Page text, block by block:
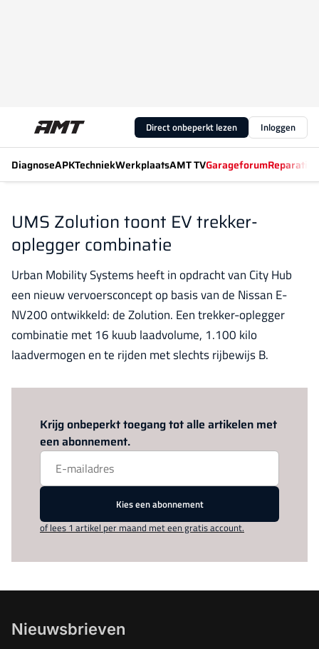
Direct onbeperkt lezen Inloggen
DiagnoseAPKTechniekWerkplaatsAMT TVGarageforum
UMS Zolution toont EV trekker-
oplegger combinatie
Urban Mobility Systems heeft in opdracht van City Hub
een nieuw vervoersconcept op basis van de Nissan E-
NV200 ontwikkeld: de Zolution. Een trekker-oplegger
combinatie met 16 kuub laadvolume, 1.100 kilo
laadvermogen en te rijden met slechts rijbewijs B.
Krijg onbeperkt toegang tot alle artikelen met
een abonnement.
Kies een abonnement
of lees 1 artikel per maand met een gratis account.
Nieuwsbrieven